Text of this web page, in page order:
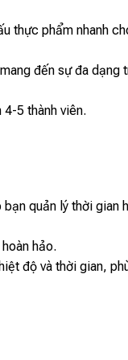
thực phẩm nhanh
đến sự đa dạng
5 thành viên.
quản lý thời gian
hảo.
độ và thời gian,